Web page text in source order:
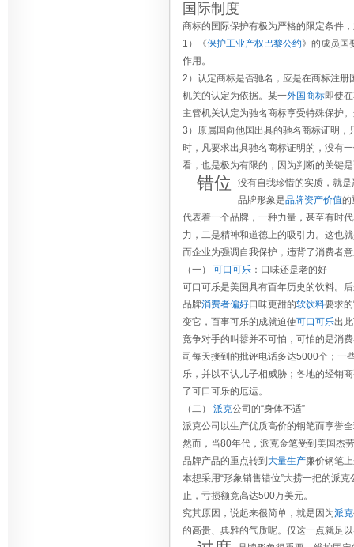
国际制度
商标的国际保护有极为严格的限定条件
1）《保护工业产权巴黎公约》的成员国
作用。
2）认定商标是否驰名，应是在商标注
机关的认定为依据。某一外国商标即使
主管机关认定为驰名商标享受特殊保护
3）原属国向他国出具的驰名商标证明
时，凡要求出具驰名商标证明的，没有
看，也是极为有限的，因为判断的关键
错位
没有自我珍惜的实质，就
品牌形象是品牌资产价值的
代表着一个品牌，一种力量，甚至有时
力，二是精神和道德上的吸引力。这也
而企业为强调自我保护，违背了消费者
（一） 可口可乐 ：口味还是老的好
可口可乐是美国具有百年历史的饮料。
品牌消费者偏好口味更甜的软饮料要求
变它，百事可乐的成就迫使可口可乐出
竞争对手的叫嚣并不可怕，可怕的是消
司每天接到的批评电话多达5000个；一
乐，并以不认儿子相威胁；各地的经销
了可口可乐的厄运。
（二） 派克公司的“身体不适”
派克公司以生产优质高价的钢笔而享誉
然而，当80年代，派克金笔受到美国杰
品牌产品的重点转到 大量生产廉价钢笔
本想采用“形象销售错位”大捞一把的派
止，亏损额竟高达500万美元。
究其原因，说起来很简单，就是因为派克
的高贵、典雅的气质呢。仅这一点就足